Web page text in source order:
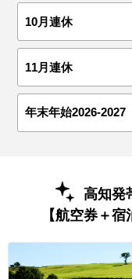
10月連休
11月連休
年末年始2026-2027
高知発
【航空券＋